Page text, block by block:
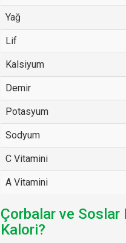
Yağ
Lif
Kalsiyum
Demir
Potasyum
Sodyum
C Vitamini
A Vitamini
Çorbalar ve Soslar
Kalori?